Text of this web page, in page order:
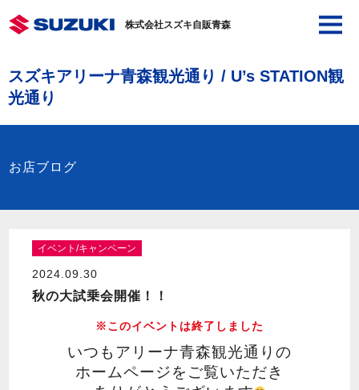
株式会社スズキ自販青森
スズキアリーナ青森観光通り / U’s STATION観
光通り
お店ブログ
イベント/キャンペーン
2024.09.30
秋の大試乗会開催！！
※このイベントは終了しました
いつもアリーナ青森観光通りの
ホームページをご覧いただき